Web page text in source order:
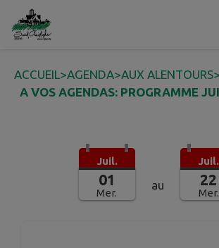
Contenu
ACCUEIL>AGENDA>AUX ALENTOURS>
A VOS AGENDAS: PROGRAMME
Juil.
01
Mer.
au
Juil.
22
Mer.